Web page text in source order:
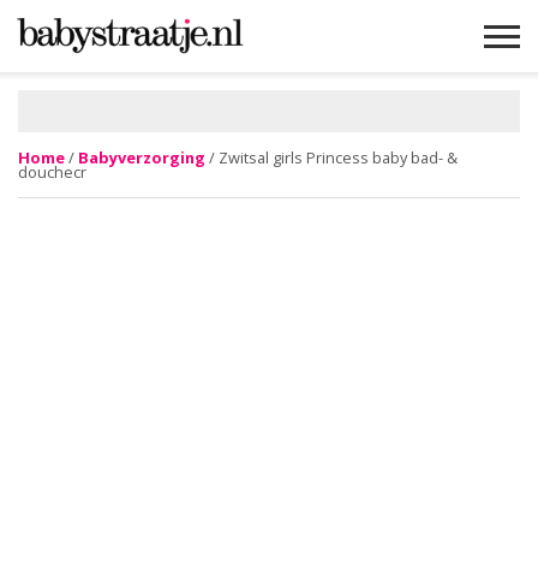
Home/ Babyverzorging / Zwitsal girls Princess baby bad- &
douchecr